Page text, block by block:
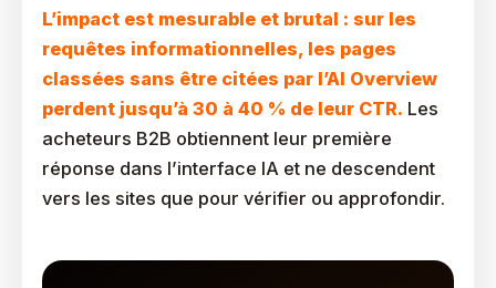
L’impact est mesurable et brutal : sur les
requêtes informationnelles, les pages
classées sans être citées par l’AI Overview
perdent jusqu’à 30 à 40 % de leur CTR. Les
acheteurs B2B obtiennent leur première
réponse dans l’interface IA et ne descendent
vers les sites que pour vérifier ou approfondir.